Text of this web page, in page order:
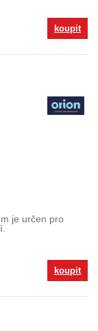
koupit
je určen pro
koupit